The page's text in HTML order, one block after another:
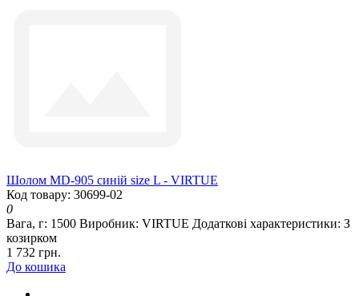
Шолом MD-905 синій size L - VIRTUE
Код товару: 30699-02
0
Вага, г: 1500 Виробник: VIRTUE Додаткові характеристики: З
козирком
1 732 грн.
До кошика